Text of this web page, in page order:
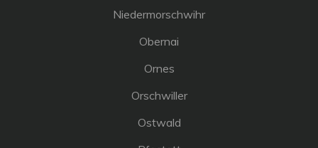
Niedermorschwihr
Obernai
Ornes
Orschwiller
Ostwald